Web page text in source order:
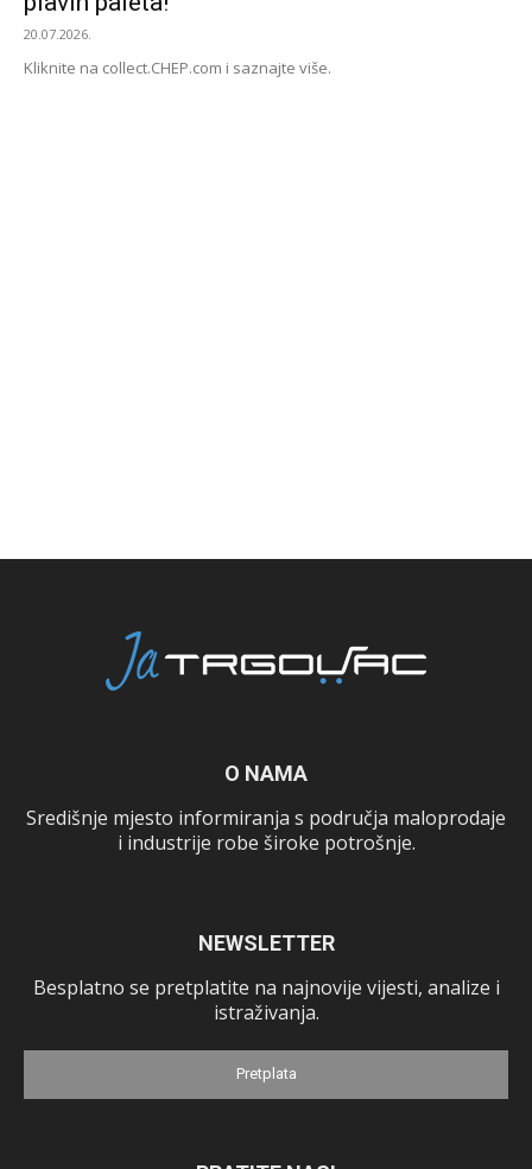
20.07.2026.
Kliknite na collect.CHEP.com i saznajte više.
O NAMA
Središnje mjesto informiranja s područja maloprodaje
i industrije robe široke potrošnje.
NEWSLETTER
Besplatno se pretplatite na najnovije vijesti, analize i
istraživanja.
Pretplata